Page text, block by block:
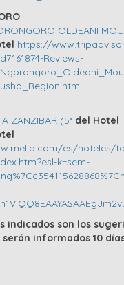
OLDEANI
https://
Reviews-
ZANZIBAR (5* del Hotel
es/hoteles/
k=sem-
indicados son los
informados 10